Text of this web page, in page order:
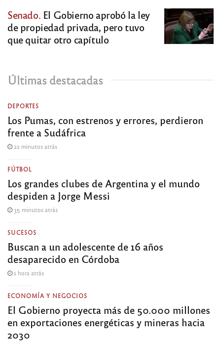
Senado. El Gobierno aprobó la ley
de propiedad privada, pero tuvo
que quitar otro capítulo
Últimas destacadas
DEPORTES
Los Pumas, con estrenos y errores, perdieron
frente a Sudáfrica
22 minutos atrás
FÚTBOL
Los grandes clubes de Argentina y el mundo
despiden a Jorge Messi
35 minutos atrás
SUCESOS
Buscan a un adolescente de 16 años
desaparecido en Córdoba
1 hora atrás
ECONOMÍA Y NEGOCIOS
El Gobierno proyecta más de 50.000 millones
en exportaciones energéticas y mineras hacia
2030